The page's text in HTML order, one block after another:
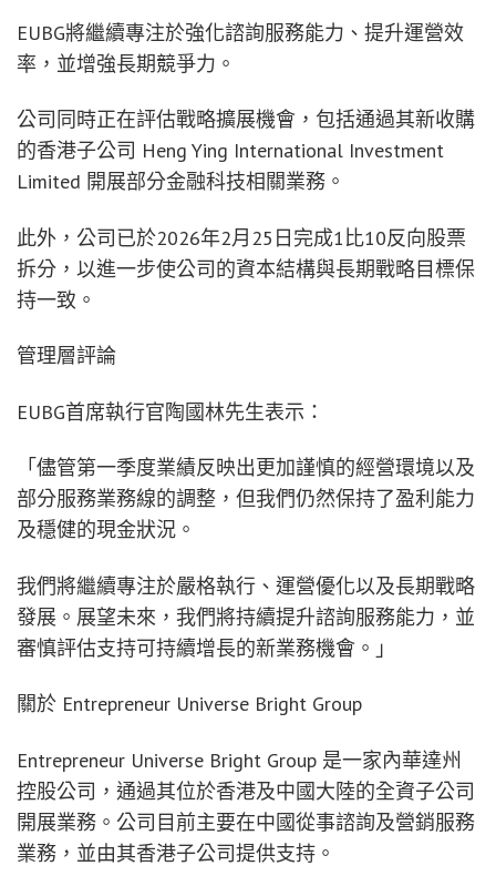
EUBG將繼續專注於強化諮詢服務能力、提升運營效
率，並增強長期競爭力。
公司同時正在評估戰略擴展機會，包括通過其新收購
的香港子公司 Heng Ying International Investment
Limited 開展部分金融科技相關業務。
此外，公司已於2026年2月25日完成1比10反向股票
拆分，以進一步使公司的資本結構與長期戰略目標保
持一致。
管理層評論
EUBG首席執行官陶國林先生表示：
「儘管第一季度業績反映出更加謹慎的經營環境以及
部分服務業務線的調整，但我們仍然保持了盈利能力
及穩健的現金狀況。
我們將繼續專注於嚴格執行、運營優化以及長期戰略
發展。展望未來，我們將持續提升諮詢服務能力，並
審慎評估支持可持續增長的新業務機會。」
關於 Entrepreneur Universe Bright Group
Entrepreneur Universe Bright Group 是一家內華達州
控股公司，通過其位於香港及中國大陸的全資子公司
開展業務。公司目前主要在中國從事諮詢及營銷服務
業務，並由其香港子公司提供支持。